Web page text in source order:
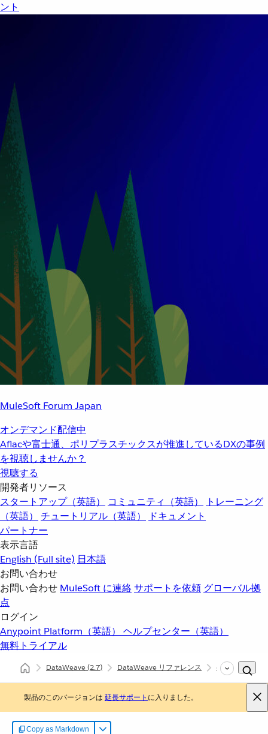
ント
MuleSoft Forum Japan
オンデマンド配信中
Aflacや富士通、ポリプラスチックスが推進しているDXの事例
を視聴しませんか？
視聴する
開発者リソース
スタートアップ（英語）
コミュニティ（英語）
トレーニング
（英語）
チュートリアル（英語）
ドキュメント
パートナー
表示言語
English (Full site) 日本語
お問い合わせ
お問い合わせ MuleSoft に連絡サポートを依頼 グローバル拠
点
ログイン
Anypoint Platform（英語） ヘルプセンター（英語）
無料トライアル
DataWeave(2.7) DataWeave リファレンス dw::Core
製品のこのバージョンは 延長サポート に入りました。
Copy as Markdown